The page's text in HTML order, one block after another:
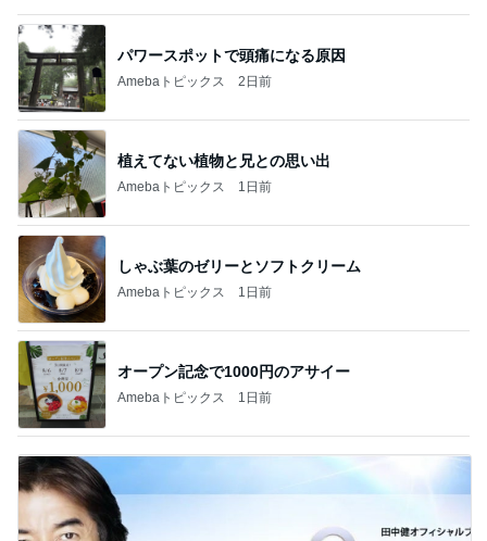
パワースポットで頭痛になる原因
Amebaトピックス 2日前
植えてない植物と兄との思い出
Amebaトピックス 1日前
しゃぶ葉のゼリーとソフトクリーム
Amebaトピックス 1日前
オープン記念で1000円のアサイー
Amebaトピックス 1日前